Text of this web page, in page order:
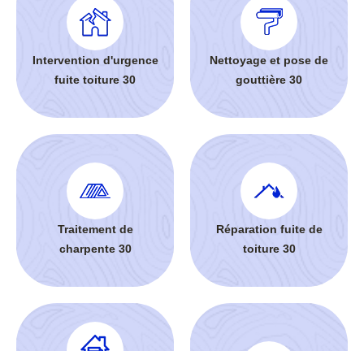
Intervention d'urgence
fuite toiture 30
Nettoyage et pose de
gouttière 30
Traitement de
charpente 30
Réparation fuite de
toiture 30